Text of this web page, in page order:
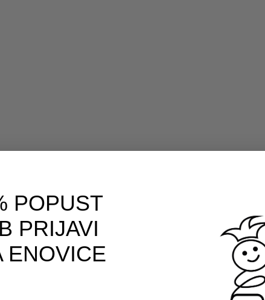
POPUST
PRIJAVI
ENOVICE